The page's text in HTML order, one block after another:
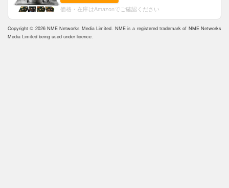
価格・在庫はAmazonでご確認ください
Copyright © 2026 NME Networks Media Limited. NME is a registered trademark of NME Networks
Media Limited being used under licence.